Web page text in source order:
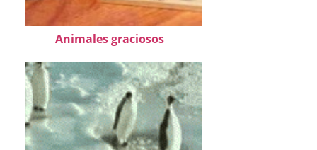
Animales graciosos